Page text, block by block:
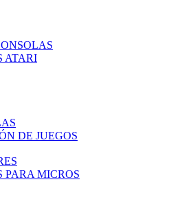
ATARI
DE JUEGOS
PARA MICROS